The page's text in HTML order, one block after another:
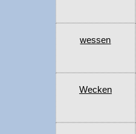
wessen
Wecken